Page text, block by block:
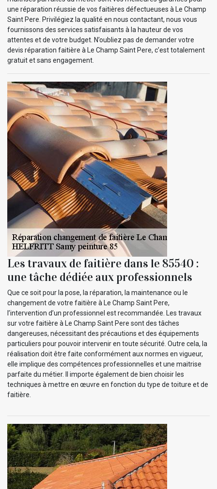
une réparation réussie de vos faitières défectueuses à Le Champ
Saint Pere. Privilégiez la qualité en nous contactant, nous vous
fournissons des services satisfaisants à la hauteur de vos
attentes et de votre budget. N’oubliez pas de demander votre
devis réparation faitière à Le Champ Saint Pere, c’est totalement
gratuit et sans engagement.
Les travaux de faitière dans le 85540 :
une tâche dédiée aux professionnels
Que ce soit pour la pose, la réparation, la maintenance ou le
changement de votre faitière à Le Champ Saint Pere,
l’intervention d’un professionnel est recommandée. Les travaux
sur votre faitière à Le Champ Saint Pere sont des tâches
dangereuses, nécessitant des précautions et des équipements
particuliers pour pouvoir intervenir en toute sécurité. Outre cela, la
réalisation doit être faite conformément aux normes en vigueur,
elle implique des compétences professionnelles et une maitrise
parfaite du métier. Il importe également de bien choisir les
techniques à mettre en œuvre en fonction du type de toiture et de
faitière.